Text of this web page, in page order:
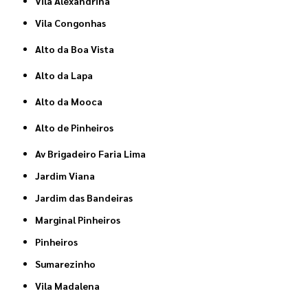
Vila Congonhas
Alto da Boa Vista
Alto da Lapa
Alto da Mooca
Alto de Pinheiros
Av Brigadeiro Faria Lima
Jardim Viana
Jardim das Bandeiras
Marginal Pinheiros
Pinheiros
Sumarezinho
Vila Madalena